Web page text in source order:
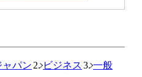
ャパン ビジネス 一般